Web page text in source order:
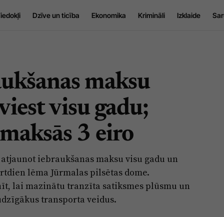
Dzīve un ticība Ekonomika Krimināli Izklaide
maksu
visu gadu;
3 eiro
iebraukšanas maksu visu gadu un
lēma Jūrmalas pilsētas dome.
lai mazinātu tranzīta satiksmes plūsmu un
transporta veidus.